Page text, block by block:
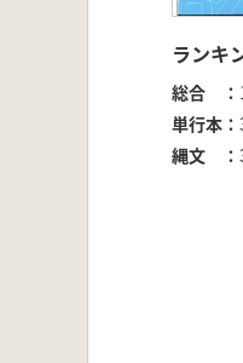
ランキ
総合
単行本
縄文